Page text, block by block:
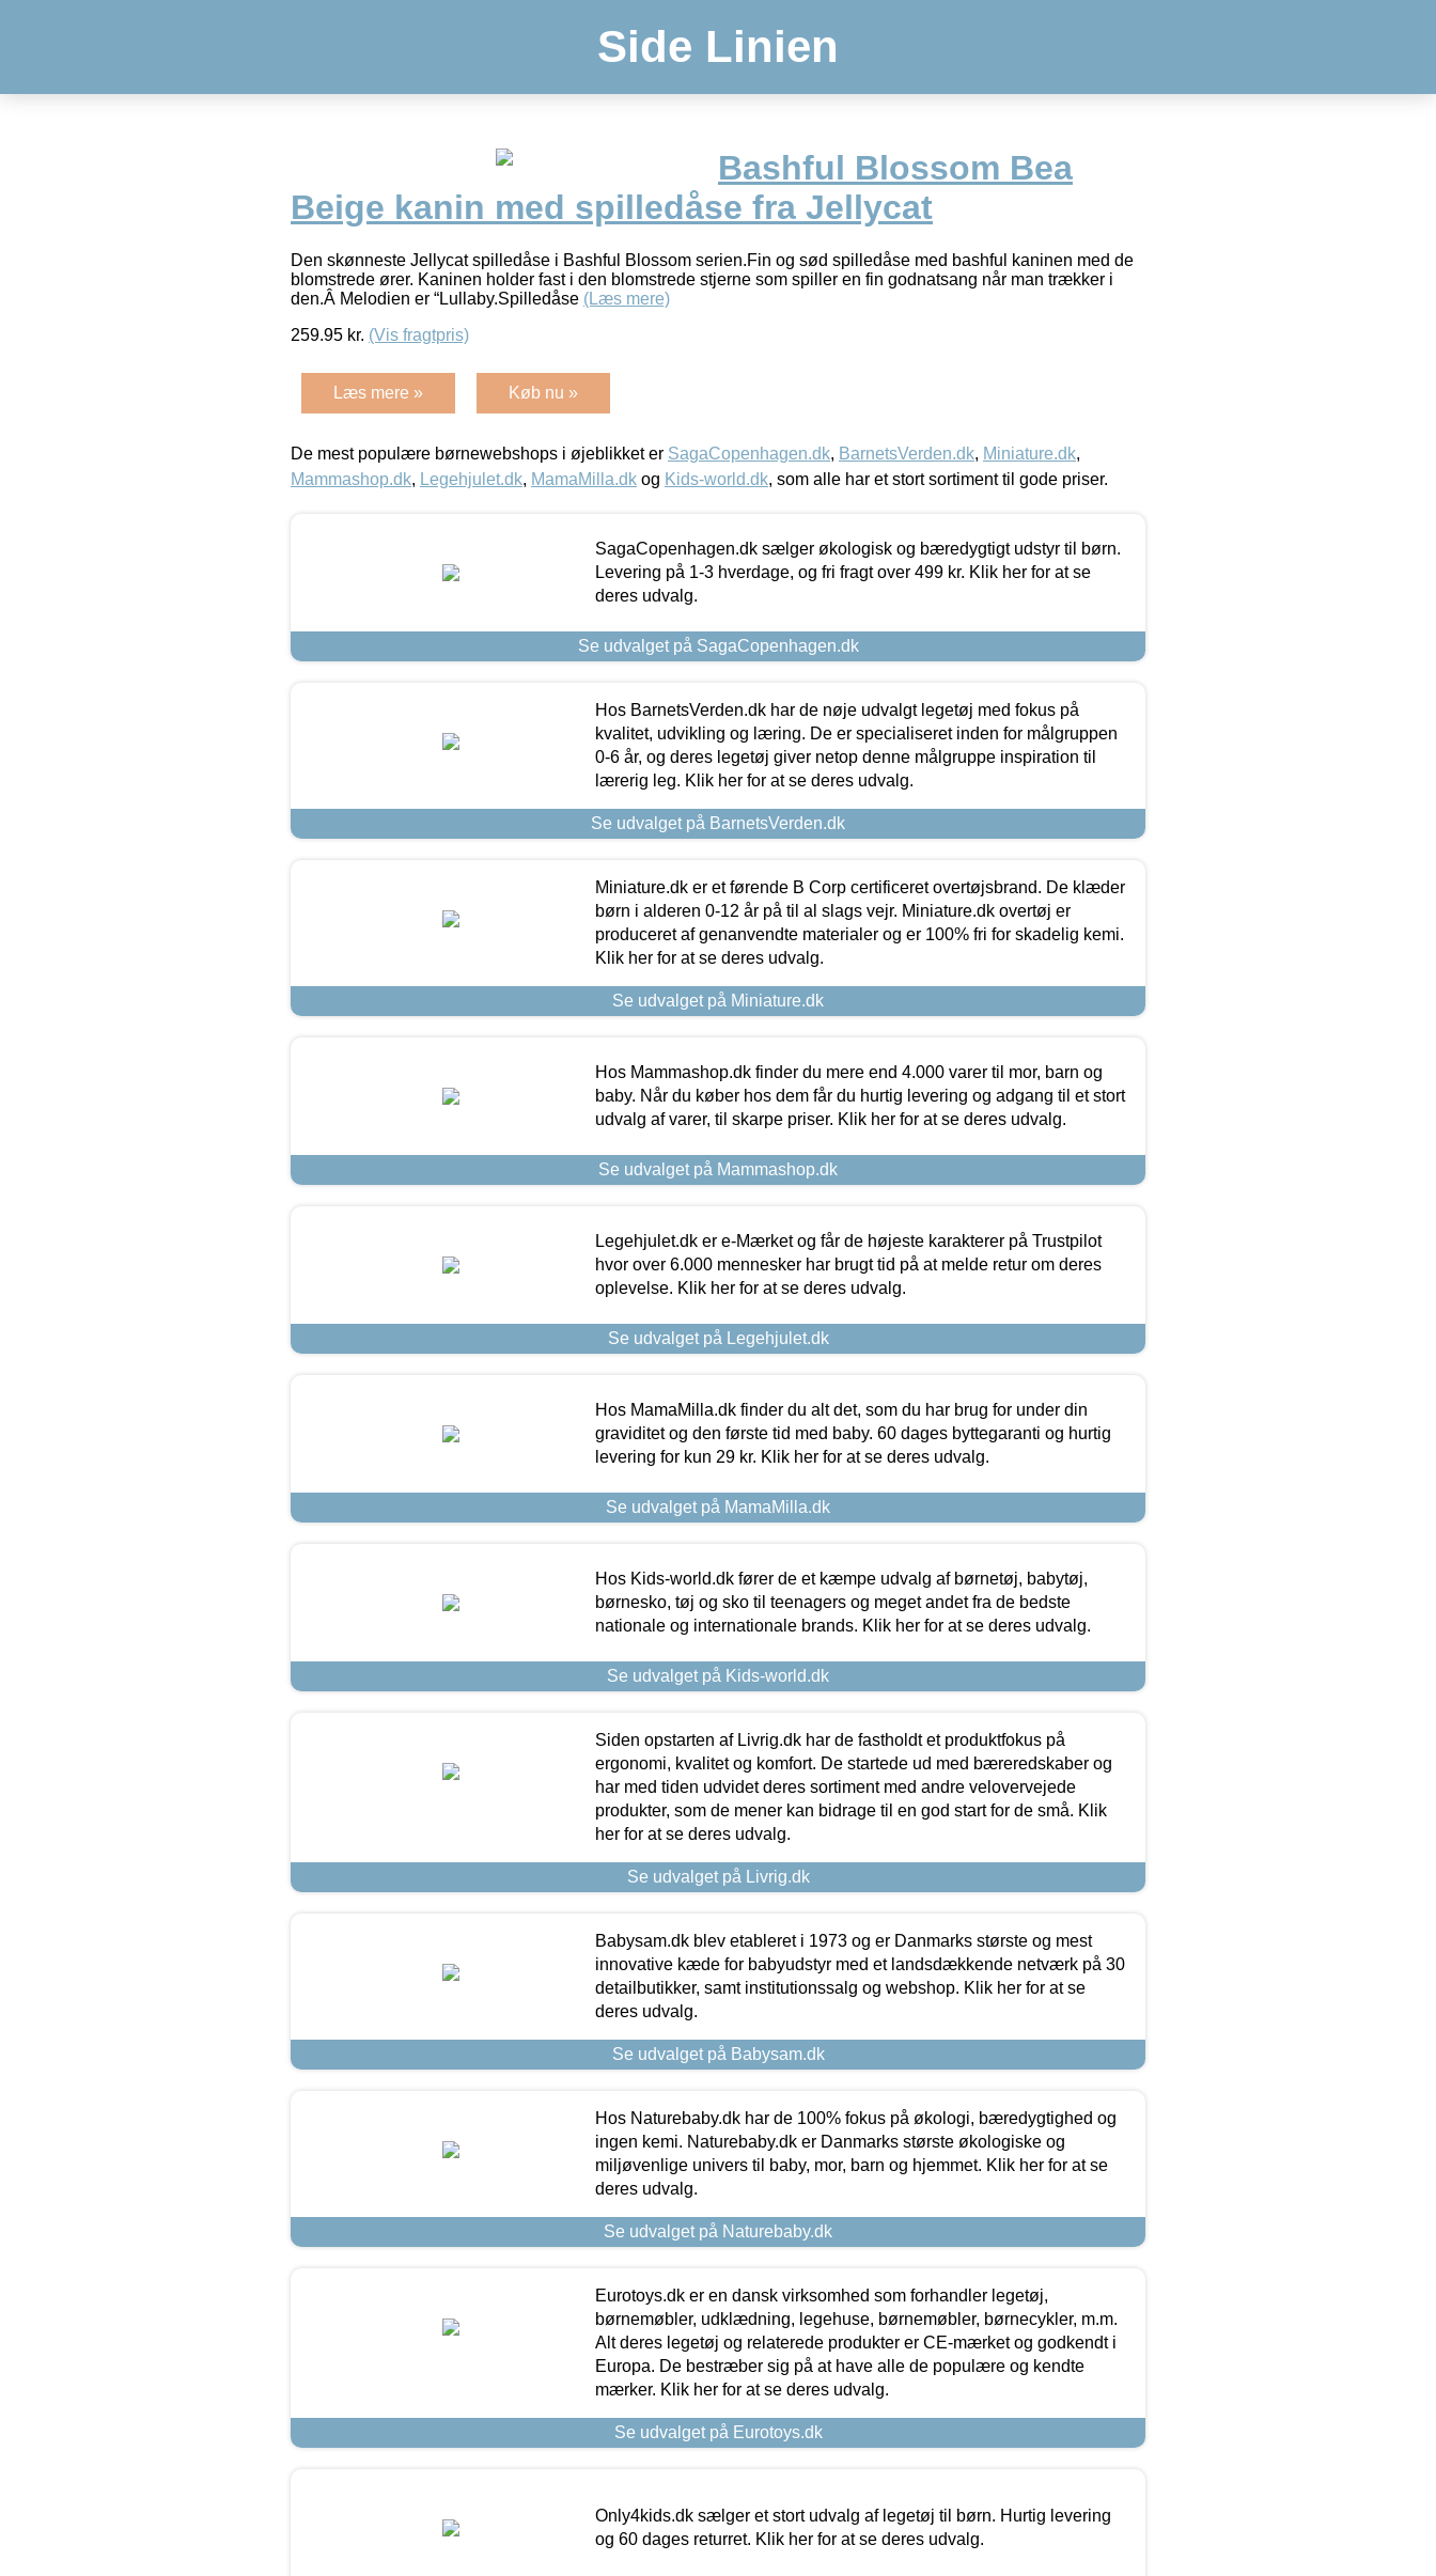
Side Linien
Bashful Blossom Bea
Beige kanin med spilledåse fra Jellycat
Den skønneste Jellycat spilledåse i Bashful Blossom serien.Fin og sød spilledåse med bashful kaninen med de
blomstrede ører. Kaninen holder fast i den blomstrede stjerne som spiller en fin godnatsang når man trækker i
den.Â Melodien er “Lullaby.Spilledåse (Læs mere)
259.95 kr. (Vis fragtpris)
Læs mere » Køb nu »
De mest populære børnewebshops i øjeblikket er SagaCopenhagen.dk, BarnetsVerden.dk, Miniature.dk,
Mammashop.dk, Legehjulet.dk, MamaMilla.dk og Kids-world.dk, som alle har et stort sortiment til gode priser.
SagaCopenhagen.dk sælger økologisk og bæredygtigt udstyr til børn.
Levering på 1-3 hverdage, og fri fragt over 499 kr. Klik her for at se
deres udvalg.
Se udvalget på SagaCopenhagen.dk
Hos BarnetsVerden.dk har de nøje udvalgt legetøj med fokus på
kvalitet, udvikling og læring. De er specialiseret inden for målgruppen
0-6 år, og deres legetøj giver netop denne målgruppe inspiration til
lærerig leg. Klik her for at se deres udvalg.
Se udvalget på BarnetsVerden.dk
Miniature.dk er et førende B Corp certificeret overtøjsbrand. De klæder
børn i alderen 0-12 år på til al slags vejr. Miniature.dk overtøj er
produceret af genanvendte materialer og er 100% fri for skadelig kemi.
Klik her for at se deres udvalg.
Se udvalget på Miniature.dk
Hos Mammashop.dk finder du mere end 4.000 varer til mor, barn og
baby. Når du køber hos dem får du hurtig levering og adgang til et stort
udvalg af varer, til skarpe priser. Klik her for at se deres udvalg.
Se udvalget på Mammashop.dk
Legehjulet.dk er e-Mærket og får de højeste karakterer på Trustpilot
hvor over 6.000 mennesker har brugt tid på at melde retur om deres
oplevelse. Klik her for at se deres udvalg.
Se udvalget på Legehjulet.dk
Hos MamaMilla.dk finder du alt det, som du har brug for under din
graviditet og den første tid med baby. 60 dages byttegaranti og hurtig
levering for kun 29 kr. Klik her for at se deres udvalg.
Se udvalget på MamaMilla.dk
Hos Kids-world.dk fører de et kæmpe udvalg af børnetøj, babytøj,
børnesko, tøj og sko til teenagers og meget andet fra de bedste
nationale og internationale brands. Klik her for at se deres udvalg.
Se udvalget på Kids-world.dk
Siden opstarten af Livrig.dk har de fastholdt et produktfokus på
ergonomi, kvalitet og komfort. De startede ud med bæreredskaber og
har med tiden udvidet deres sortiment med andre velovervejede
produkter, som de mener kan bidrage til en god start for de små. Klik
her for at se deres udvalg.
Se udvalget på Livrig.dk
Babysam.dk blev etableret i 1973 og er Danmarks største og mest
innovative kæde for babyudstyr med et landsdækkende netværk på 30
detailbutikker, samt institutionssalg og webshop. Klik her for at se
deres udvalg.
Se udvalget på Babysam.dk
Hos Naturebaby.dk har de 100% fokus på økologi, bæredygtighed og
ingen kemi. Naturebaby.dk er Danmarks største økologiske og
miljøvenlige univers til baby, mor, barn og hjemmet. Klik her for at se
deres udvalg.
Se udvalget på Naturebaby.dk
Eurotoys.dk er en dansk virksomhed som forhandler legetøj,
børnemøbler, udklædning, legehuse, børnemøbler, børnecykler, m.m.
Alt deres legetøj og relaterede produkter er CE-mærket og godkendt i
Europa. De bestræber sig på at have alle de populære og kendte
mærker. Klik her for at se deres udvalg.
Se udvalget på Eurotoys.dk
Only4kids.dk sælger et stort udvalg af legetøj til børn. Hurtig levering
og 60 dages returret. Klik her for at se deres udvalg.